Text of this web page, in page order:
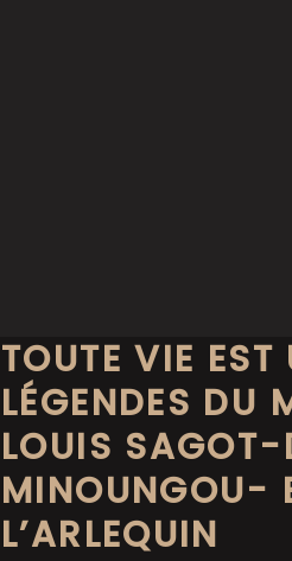
TOUTE VIE
LÉGENDES DU
LOUIS SAGOT-
MINOUNGOU-
L’ARLEQUIN